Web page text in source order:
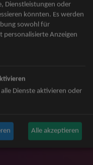
Dienstleistungen oder
könnten. Es werden
sowohl für
personalisierte Anzeigen
Dienste aktivieren oder
Alle akzeptieren